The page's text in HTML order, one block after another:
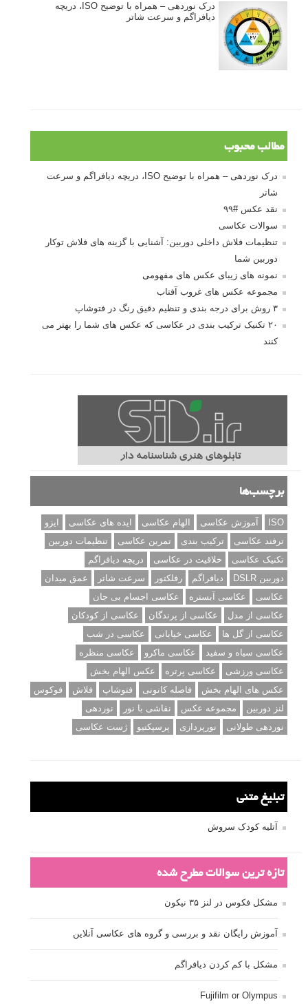
درک نوردهی – همراه با توضیح ISO، دریچه
دیافراگم و سرعت شاتر
مطالب محبوب
درک نوردهی – همراه با توضیح ISO، دریچه دیافراگم و سرعت
شاتر
نقد عکس #۹۹
سوالات عکاسی
تنظیمات فلاش داخلی دوربین: آشنایی با گزینه های فلاش توکار
دوربین شما
نمونه های زیبای عکس های مفهومی
مجموعه عکس های غروب آفتاب
۳ روش برای درجه بندی و تنظیم دقیق رنگ در فتوشاپ
۲۰ تکنیک ترکیب بندی در عکاسی که عکس های شما را بهتر می
کنند
برچسب‌ها
ISO آموزش عکاسی الهام عکاسی ایده های عکاسی
ایزو
ترفند عکاسی
ترکیب بندی تمرین عکاسی
تنظیمات دوربین
تکنیک عکاسی
خلاقیت در عکاسی
دریچه دیافراگم
دوربین DSLR
دیافراگم رفلکتور سرعت شاتر
عمق میدان
عکاسی
عکاسی آبستره
عکاسی اجسام بی جان
عکاسی از مدل
عکاسی از پرندگان
عکاسی از کودکان
عکاسی از گل ها
عکاسی خیابانی
عکاسی در شب
عکاسی سیاه و سفید
عکاسی ماکرو
عکاسی منظره
عکاسی ورزشی
عکاسی پرتره
عکس الهام بخش
عکس های الهام بخش
فاصله کانونی فتوشاپ فلاش
فوکوس
لنز دوربین
مجموعه عکس نقاشی با نور
نوردهی
نوردهی طولانی
نورپردازی پرسپکتیو ژست عکاسی
تبلیغ متنی
آتلیه کودک سروش
تازه ترین سوالات مطرح شده
مشکل فکوس در لنز ۳۵ نیکون
آموزش رایگان نقد و بررسی و گروه های عکاسی آنلاین
مشکل با کم کردن دیافراگم
Fujifilm or Olympus